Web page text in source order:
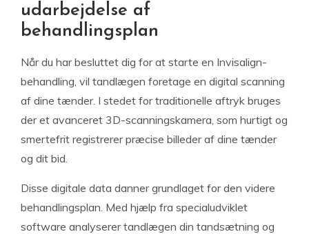
udarbejdelse af
behandlingsplan
Når du har besluttet dig for at starte en Invisalign-
behandling, vil tandlægen foretage en digital scanning
af dine tænder. I stedet for traditionelle aftryk bruges
der et avanceret 3D-scanningskamera, som hurtigt og
smertefrit registrerer præcise billeder af dine tænder
og dit bid.
Disse digitale data danner grundlaget for den videre
behandlingsplan. Med hjælp fra specialudviklet
software analyserer tandlægen din tandsætning og